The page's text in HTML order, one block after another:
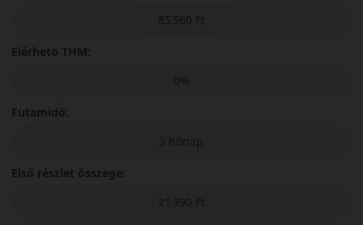
85 560 Ft
Elérhető THM:
0%
Futamidő:
3 hónap
Első részlet összege:
21 390 Ft